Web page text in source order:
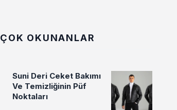
ÇOK OKUNANLAR
Suni Deri Ceket Bakımı
Ve Temizliğinin Püf
Noktaları